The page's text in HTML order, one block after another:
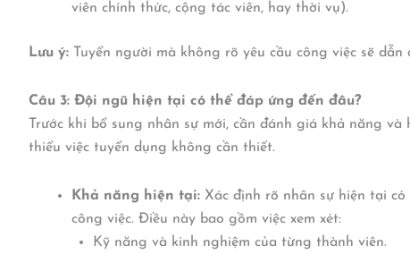
viên chính thức, cộng tác viên, hay thời vụ).
Lưu ý: Tuyển người mà không rõ yêu cầu công việc sẽ
Câu 3: Đội ngũ hiện tại có thể đáp ứng đến đâu?
Trước khi bổ sung nhân sự mới, cần đánh giá khả năng
thiểu việc tuyển dụng không cần thiết.
Khả năng hiện tại: Xác định rõ nhân sự hiện tại
công việc. Điều này bao gồm việc xem xét:
Kỹ năng và kinh nghiệm của từng thành viên.